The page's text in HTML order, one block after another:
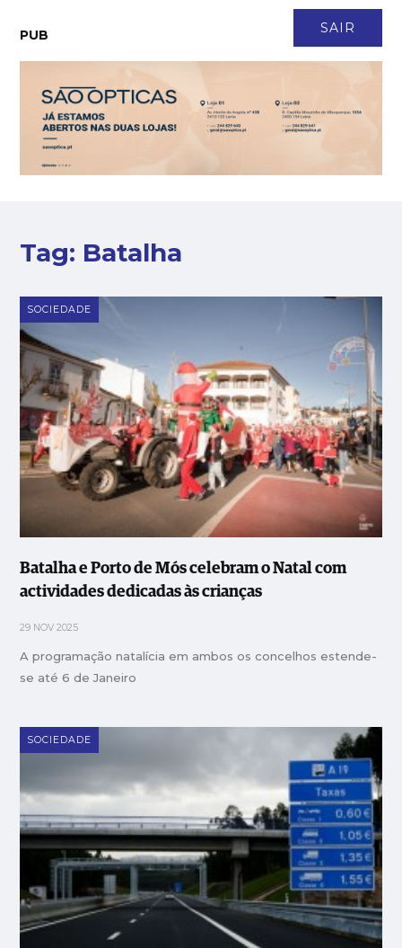
SAIR
PUB
Tag: Batalha
SOCIEDADE
Batalha e Porto de Mós celebram o Natal com
actividades dedicadas às crianças
29 NOV 2025
A programação natalícia em ambos os concelhos estende-
se até 6 de Janeiro
SOCIEDADE